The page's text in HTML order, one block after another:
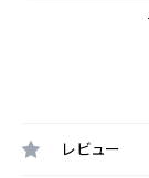
レビュー